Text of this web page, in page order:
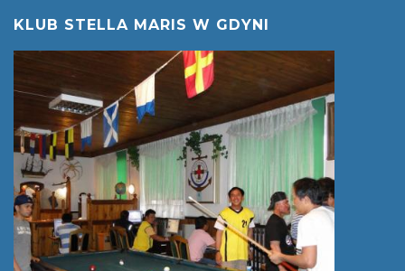
KLUB STELLA MARIS W GDYNI